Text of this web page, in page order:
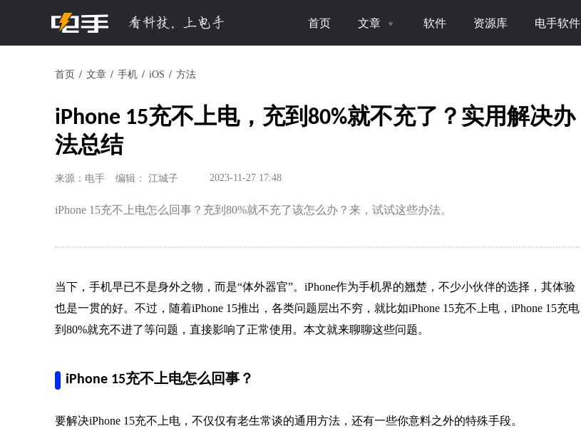
首页 文章 软件 资源库 电手软件
首页 文章 手机 iOS 方法
iPhone 15充不上电，充到80%就不充了？实用解决办
法总结
来源：电手 编辑： 江城子 2023-11-27 17:48
iPhone 15充不上电怎么回事？充到80%就不充了该怎么办？来，试试这些办法。
当下，手机早已不是身外之物，而是“体外器官”。iPhone作为手机界的翘楚，不少小伙伴的选择，其体验
也是一贯的好。不过，随着iPhone 15推出，各类问题层出不穷，就比如iPhone 15充不上电，iPhone 15充电
到80%就充不进了等问题，直接影响了正常使用。本文就来聊聊这些问题。
iPhone 15充不上电怎么回事？
要解决iPhone 15充不上电，不仅仅有老生常谈的通用方法，还有一些你意料之外的特殊手段。